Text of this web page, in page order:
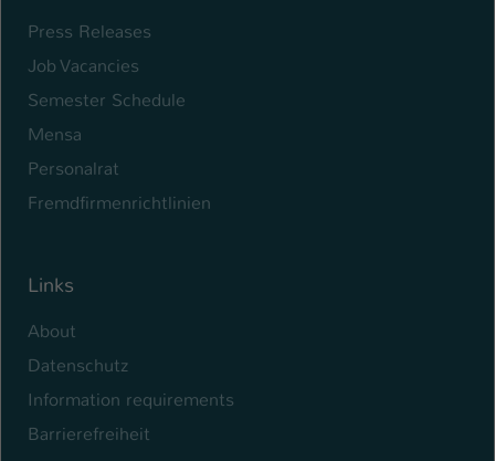
Press Releases
Job Vacancies
Semester Schedule
Mensa
Personalrat
Fremdfirmenrichtlinien
Links
About
Datenschutz
Information requirements
Barrierefreiheit